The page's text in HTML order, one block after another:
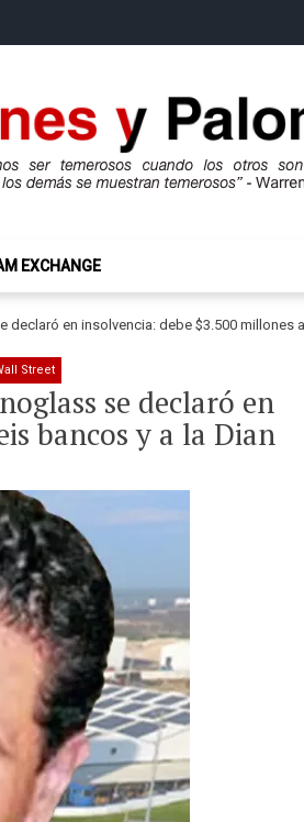
EXCHANGE
declaró en insolvencia: debe $3.500 millones
Street
se declaró en
bancos y a la Dian